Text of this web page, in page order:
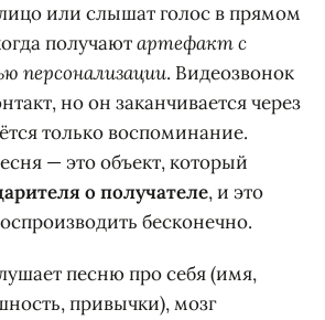
или слышат голос в прямом
получаютартефакт с
персонализации. Видеозвонок
но он заканчивается через
только воспоминание.
— это объект, который
о получателе, и это
бесконечно.
песню про себя (имя,
привычки), мозг